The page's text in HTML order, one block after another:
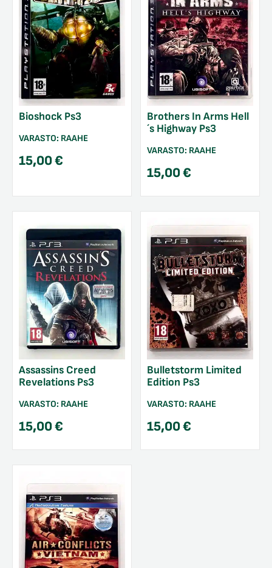
Bioshock Ps3
VARASTO: RAAHE
15,00€
Brothers In Arms Hell
´s Highway Ps3
VARASTO: RAAHE
15,00€
Assassins Creed
Revelations Ps3
VARASTO: RAAHE
15,00€
Bulletstorm Limited
Edition Ps3
VARASTO: RAAHE
15,00€